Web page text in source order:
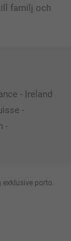
familj och
- Ireland
-
-
exklusive porto.